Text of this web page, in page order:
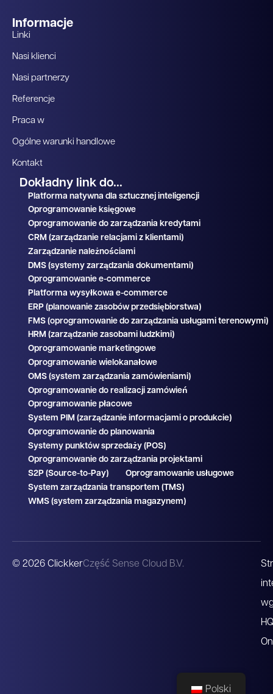
Informacje
Linki
Nasi klienci
Nasi partnerzy
Referencje
Praca w
Ogólne warunki handlowe
Kontakt
Dokładny link do...
Platforma natywna dla sztucznej inteligencji
Oprogramowanie księgowe
Oprogramowanie do zarządzania kredytami
CRM (zarządzanie relacjami z klientami)
Zarządzanie należnościami
DMS (systemy zarządzania dokumentami)
Oprogramowanie e-commerce
Platforma wysyłkowa e-commerce
ERP (planowanie zasobów przedsiębiorstwa)
FMS (oprogramowanie do zarządzania usługami terenowymi)
HRM (zarządzanie zasobami ludzkimi)
Oprogramowanie marketingowe
Oprogramowanie wielokanałowe
OMS (system zarządzania zamówieniami)
Oprogramowanie do realizacji zamówień
Oprogramowanie płacowe
System PIM (zarządzanie informacjami o produkcie)
Oprogramowanie do planowania
Systemy punktów sprzedaży (POS)
Oprogramowanie do zarządzania projektami
S2P (Source-to-Pay)
Oprogramowanie usługowe
System zarządzania transportem (TMS)
WMS (system zarządzania magazynem)
© 2026 ClickkerCzęść Sense Cloud B.V.
HQ
Polski